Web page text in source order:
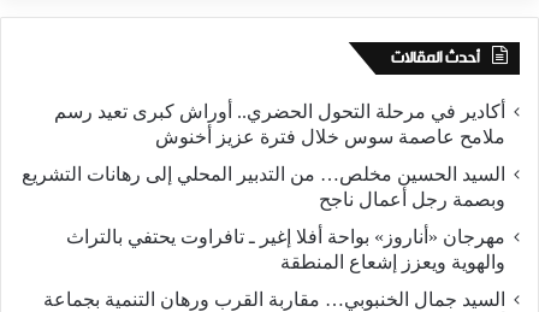
أحدث المقالات
أكادير في مرحلة التحول الحضري.. أوراش كبرى تعيد رسم
ملامح عاصمة سوس خلال فترة عزيز أخنوش
السيد الحسين مخلص… من التدبير المحلي إلى رهانات التشريع
وبصمة رجل أعمال ناجح
مهرجان «أناروز» بواحة أفلا إغير ـ تافراوت يحتفي بالتراث
والهوية ويعزز إشعاع المنطقة
السيد جمال الخنبوبي… مقاربة القرب ورهان التنمية بجماعة